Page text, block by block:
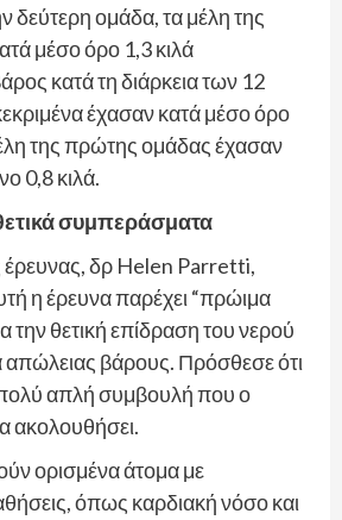
δεύτερη ομάδα, τα μέλη της
μέσο όρο 1,3 κιλά
κατά τη διάρκεια των 12
έχασαν κατά μέσο όρο
της πρώτης ομάδας έχασαν
0,8 κιλά.
συμπεράσματα
έρευνας, δρ Helen Parretti,
η έρευνα παρέχει “πρώιμα
την θετική επίδραση του νερού
βάρους. Πρόσθεσε ότι
πολύ απλή συμβουλή που ο
ακολουθήσει.
ορισμένα άτομα με
όπως καρδιακή νόσο και